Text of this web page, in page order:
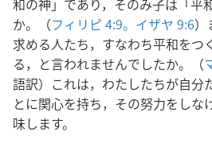
和の神」であり，そのみ子は「平
か。（フィリピ 4:9。 イザヤ 9:6）
求める人たち，すなわち平和をつ
る，と言われませんでしたか。（
語訳）これは，わたしたちが自分
とに関心を持ち，その努力をしな
味します。